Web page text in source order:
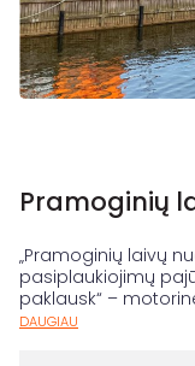
Pramoginių
„Pramoginių laivų
pasiplaukiojimų
paklausk“ –
DAUGIAU